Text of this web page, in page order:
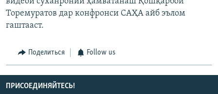
Торемуратов дар конфронси САҲА айб эълом
гаштааст.
Поделиться Follow us
ПРИСОЕДИНЯЙТЕСЬ!